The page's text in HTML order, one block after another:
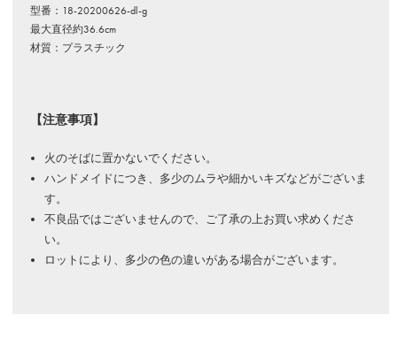
型番：18-20200626-dl-g
最大直径約36.6cm
材質：プラスチック
【注意事項】
火のそばに置かないでください。
ハンドメイドにつき、多少のムラや細かいキズなどがございま
す。
不良品ではございませんので、ご了承の上お買い求めくださ
い。
ロットにより、多少の色の違いがある場合がございます。